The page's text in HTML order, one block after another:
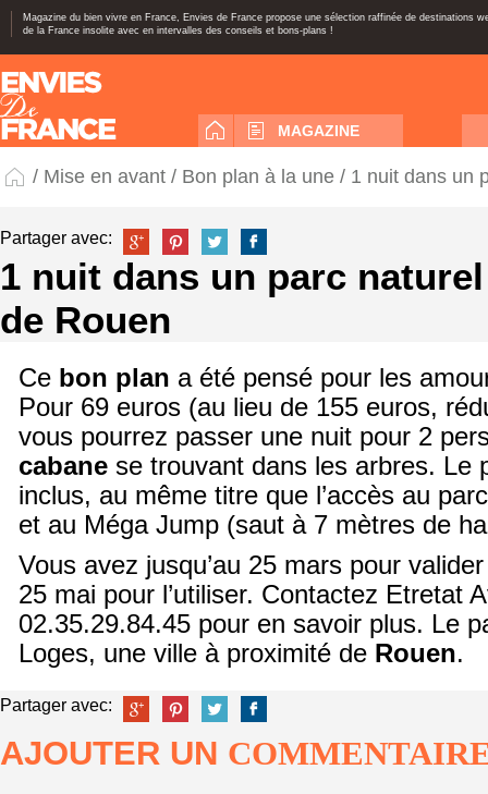
Magazine du bien vivre en France, Envies de France propose une sélection raffinée de destinations
de la France insolite avec en intervalles des conseils et bons-plans !
MAGAZINE
/ Mise en avant / Bon plan à la une / 1 nuit dans un
Partager avec:
1 nuit dans un parc
de Rouen
Ce bon plan a été pensé pour les
Pour 69 euros (au lieu de 155 euros,
vous pourrez passer une nuit pour 2
cabane se trouvant dans les arbres. Le
inclus, au même titre que l’accès au
et au Méga Jump (saut à 7 mètres de
Vous avez jusqu’au 25 mars pour
25 mai pour l’utiliser. Contactez Etretat
02.35.29.84.45 pour en savoir plus. Le
Loges, une ville à proximité de Rouen.
Partager avec:
AJOUTER UN